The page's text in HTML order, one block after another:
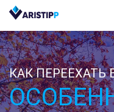
КАК ПЕРЕЕХАТЬ